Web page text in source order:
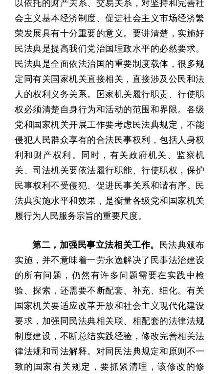
以依托的财产关系、交易关系，对坚持和完善社
会主义基本经济制度、促进社会主义市场经济繁
荣发展具有十分重要的意义。要讲清楚，实施好
民法典是提高我们党治国理政水平的必然要求。
民法典是全面依法治国的重要制度载体，很多规
定同有关国家机关直接相关，直接涉及公民和法
人的权利义务关系。国家机关履行职责、行使职
权必须清楚自身行为和活动的范围和界限。各级
党和国家机关开展工作要考虑民法典规定，不能
侵犯人民群众享有的合法民事权利，包括人身权
利和财产权利。同时，有关政府机关、监察机
关、司法机关要依法履行职能、行使职权，保护
民事权利不受侵犯、促进民事关系和谐有序。民
法典实施水平和效果，是衡量各级党和国家机关
履行为人民服务宗旨的重要尺度。
第二，加强民事立法相关工作。
民法典颁布
实施，并不意味着一劳永逸解决了民事法治建设
的所有问题，仍然有许多问题需要在实践中检
验、探索，还需要不断配套、补充、细化。有关
国家机关要适应改革开放和社会主义现代化建设
要求，加强同民法典相关联、相配套的法律法规
制度建设，不断总结实践经验，修改完善相关法
律法规和司法解释。对同民法典规定和原则不一
致的国家有关规定，要抓紧清理，该修改的修